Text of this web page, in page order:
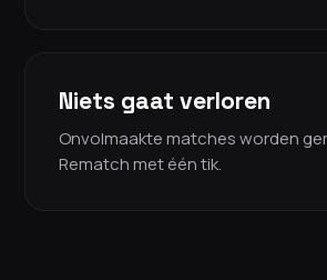
Niets gaat verloren
Onvolmaakte matches worden
Rematch met één tik.